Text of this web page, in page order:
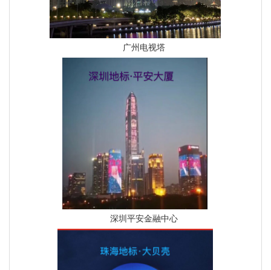
广州电视塔
深圳平安金融中心